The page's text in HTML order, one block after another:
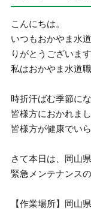
こんにちは。
いつもおかやま水
りがとうございます
私はおかやま水道
時折汗ばむ季節に
皆様方におかれま
皆様方が健康でい
さて本日は、岡山
緊急メンテナンス
【作業場所】岡山